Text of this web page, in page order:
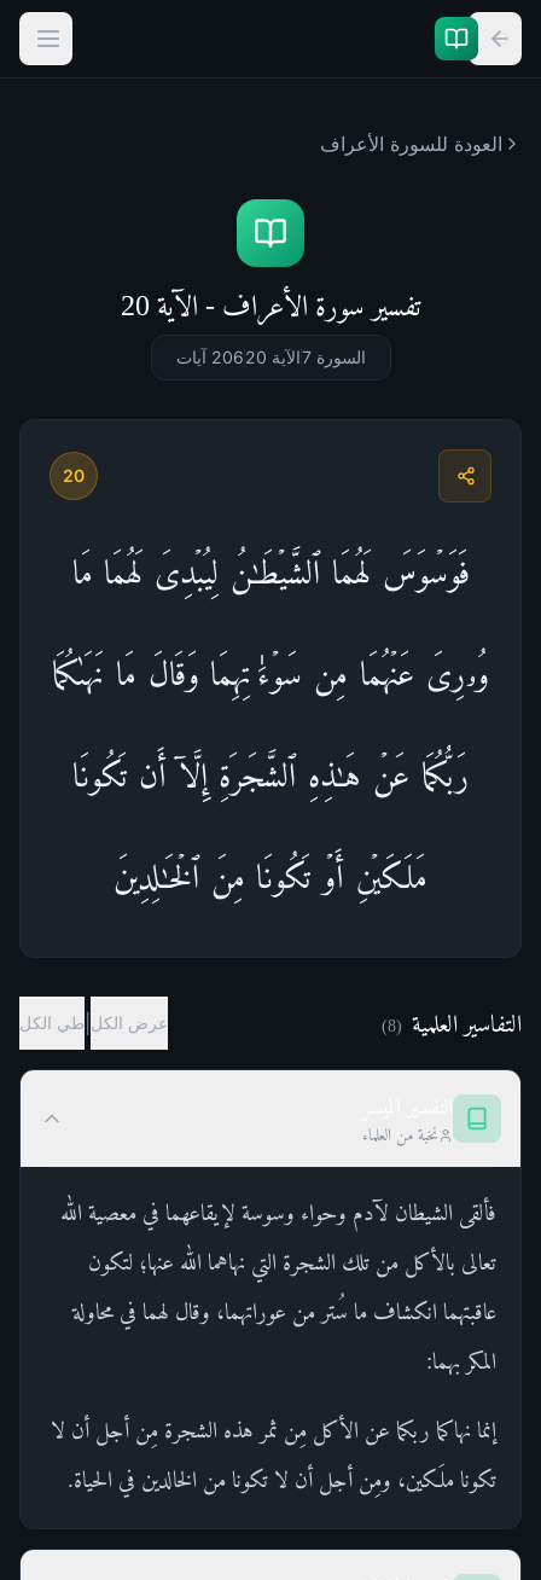
العودة للسورة الأعراف
تفسير سورة الأعراف - الآية 20
السورة 7 الآية 20 206 آيات
20
فَوَسۡوَسَ لَهُمَا ٱلشَّیۡطَـٰنُ لِیُبۡدِیَ لَهُمَا مَا
وُۥرِیَ عَنۡهُمَا مِن سَوۡءَ ٰ⁠ تِهِمَا وَقَالَ مَا نَهَىٰكُمَا
رَبُّكُمَا عَنۡ هَـٰذِهِ ٱلشَّجَرَةِ إِلَّاۤ أَن تَكُونَا
مَلَكَیۡنِ أَوۡ تَكُونَا مِنَ ٱلۡخَـٰلِدِینَ
التفاسير العلمية (
8
) عرض الكل طي الكل
نخبة من العلماء
فألقى الشيطان لآدم وحواء وسوسة لإيقاعهما في معصية الله
تعالى بالأكل من تلك الشجرة التي نهاهما الله عنها؛ لتكون
عاقبتهما انكشاف ما سُتر من عوراتهما، وقال لهما في محاولة
المكر بهما:
إنما نهاكما ربكما عن الأكل مِن ثمر هذه الشجرة مِن أجل أن لا
تكونا ملَكين، ومِن أجل أن لا تكونا من الخالدين في الحياة.